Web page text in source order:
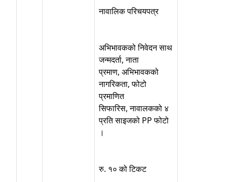
नावालिक परिचयपत्र
अभिभावकको निवेदन साथ
जन्मदर्ता, नाता
प्रमाण, अभिभावकको
नागरिकता, फोटो
प्रमाणित
सिफारिस, नावालकको ४
प्रति साइजको PP फोटो
।
रु. १० को टिकट